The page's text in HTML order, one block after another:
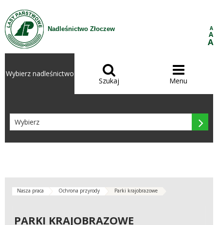
Przejdź do treści
Nadleśnictwo Złoczew A
A
A
Wybierz nadleśnictwo 
Szukaj

Menu

Nasza praca Ochrona przyrody Parki krajobrazowe
PARKI KRAJOBRAZOWE